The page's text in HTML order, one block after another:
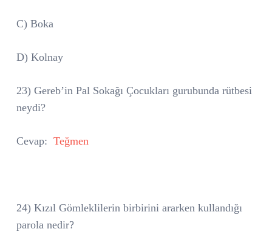
C) Boka
D) Kolnay
23) Gereb’in Pal Sokağı Çocukları gurubunda rütbesi
neydi?
Cevap: Teğmen
24) Kızıl Gömleklilerin birbirini ararken kullandığı
parola nedir?